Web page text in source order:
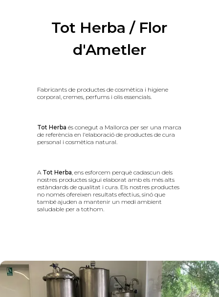
Tot Herba / Flor
d'Ametler
Fabricants de productes de cosmètica i higiene
corporal, cremes, perfums i olis essencials.
Tot Herba és conegut a Mallorca per ser una marca
de referència en l'elaboració de productes de cura
personal i cosmètica natural.
A Tot Herba, ens esforcem perquè cadascun dels
nostres productes sigui elaborat amb els més alts
estàndards de qualitat i cura. Els nostres productes
no només ofereixen resultats efectius, sinó que
també ajuden a mantenir un medi ambient
saludable per a tothom.